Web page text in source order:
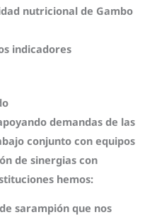
nutricional de Gambo
indicadores
demandas de las
conjunto conequipos
de sinergiascon
hemos:
sarampiónque nos